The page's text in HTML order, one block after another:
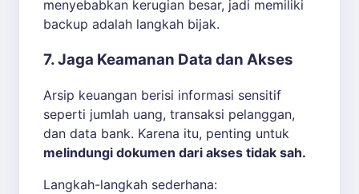
menyebabkan kerugian besar, jadi memiliki
backup adalah langkah bijak.
7. Jaga Keamanan Data dan Akses
Arsip keuangan berisi informasi sensitif
seperti jumlah uang, transaksi pelanggan,
dan data bank. Karena itu, penting untuk
melindungi dokumen dari akses tidak sah.
Langkah-langkah sederhana: